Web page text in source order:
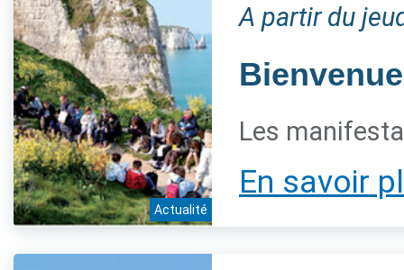
Actualité
A partir du
Les
En savoir